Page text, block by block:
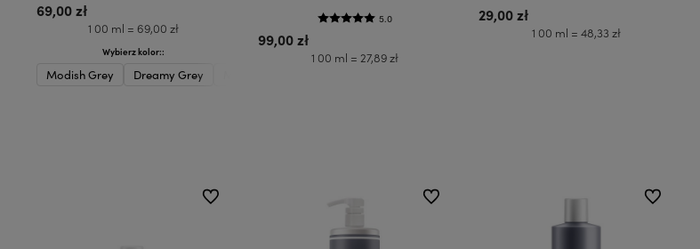
69,00 zł
1 00 ml = 69,00 zł
Wybierz kolor::
Modish Grey Dreamy Grey
5.0
99,00 zł
1 00 ml = 27,89 zł
29,00 zł
1 00 ml = 48,33 zł
do ulubionych do ulubionych do